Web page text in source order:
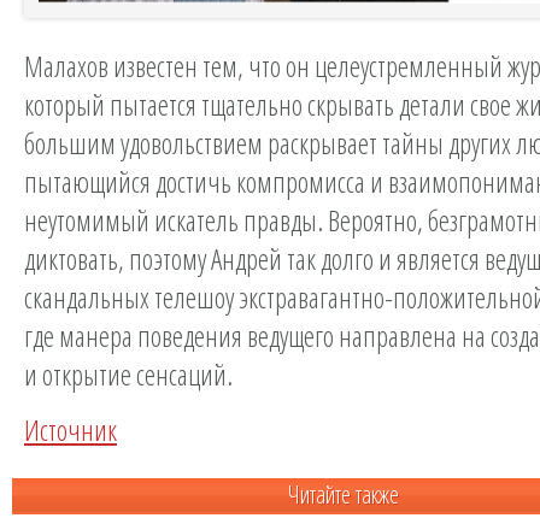
Малахов известен тем, что он целеустремленный
который пытается тщательно скрывать детали свое
большим удовольствием раскрывает тайны других
пытающийся достичь компромисса и
неутомимый искатель правды. Вероятно,
диктовать, поэтому Андрей так долго и является
скандальных телешоу экстравагантно-
где манера поведения ведущего направлена на
и открытие сенсаций.
Источник
Читайте также